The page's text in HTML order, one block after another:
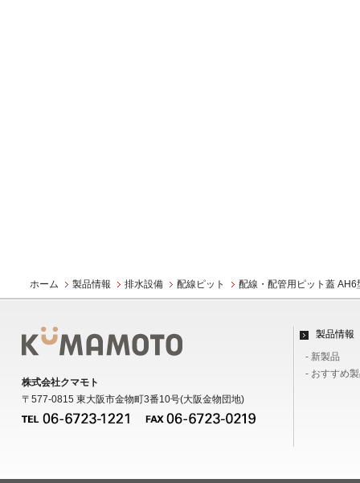
ホーム 製品情報 排水設備 配線ピット 配線・配管用ピット蓋
株式会社クマモト
〒577-0815 東大阪市金物町3番10号(大阪金物団地)
製品情報
- 新製品
- おすすめ